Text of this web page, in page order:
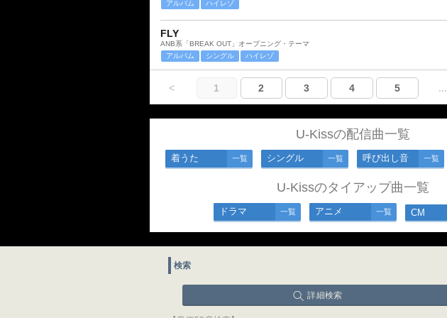
アルバム ハイレゾ
FLY
ANB系「BREAK OUT」オープニング・テーマ
アルバム
シングル ハイレゾ
< 1 2 3 4 5 ...
U-Kissの配信曲一覧
着うた 一覧 シングル 一覧 呼び出し音 一覧
U-Kissのタイアップ曲一覧
ドラマ 一覧 アニメ 一覧 CM
検索
詳細検索